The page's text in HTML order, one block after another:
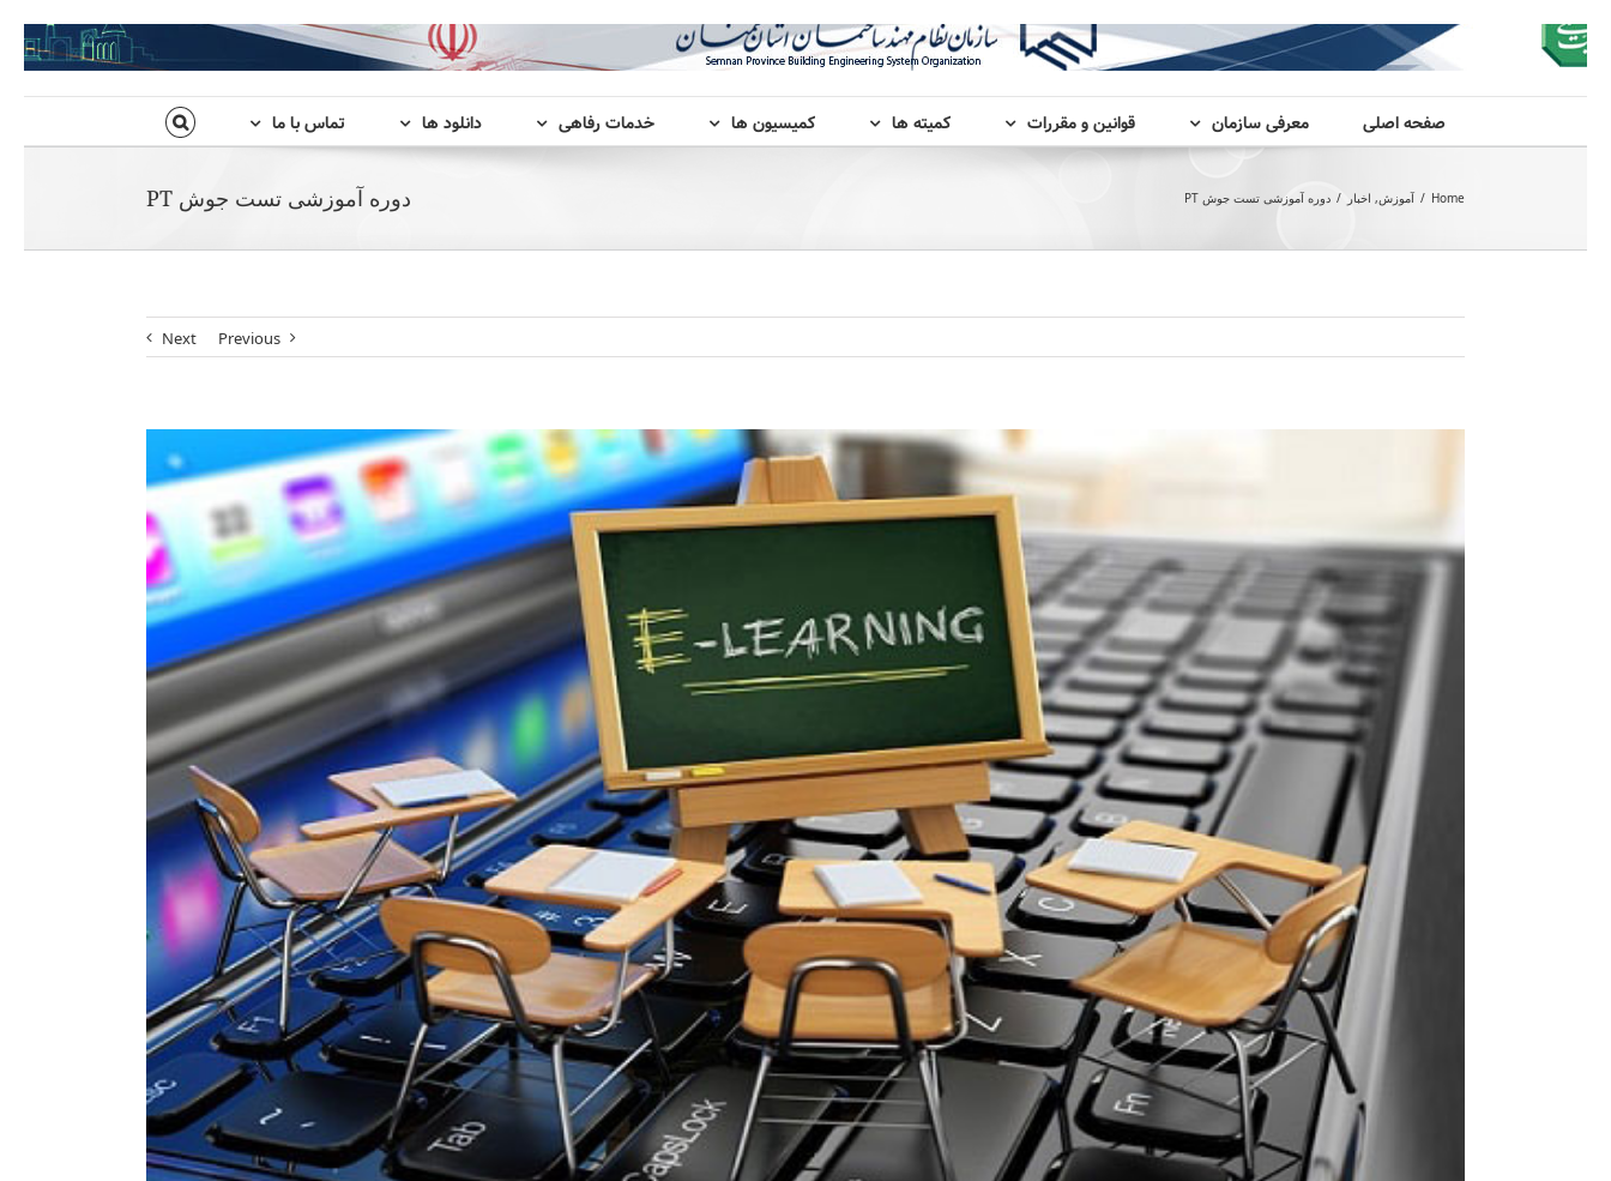
صفحه اصلی معرفی سازمان قوانین و مقررات کمیته ها کمیسیون ها خدمات رفاهی دانلود ها تماس با ما
دوره آموزشی تست جوش PT Home
/ آموزش, اخبار / دوره آموزشی تست جوش PT
Previous
Next